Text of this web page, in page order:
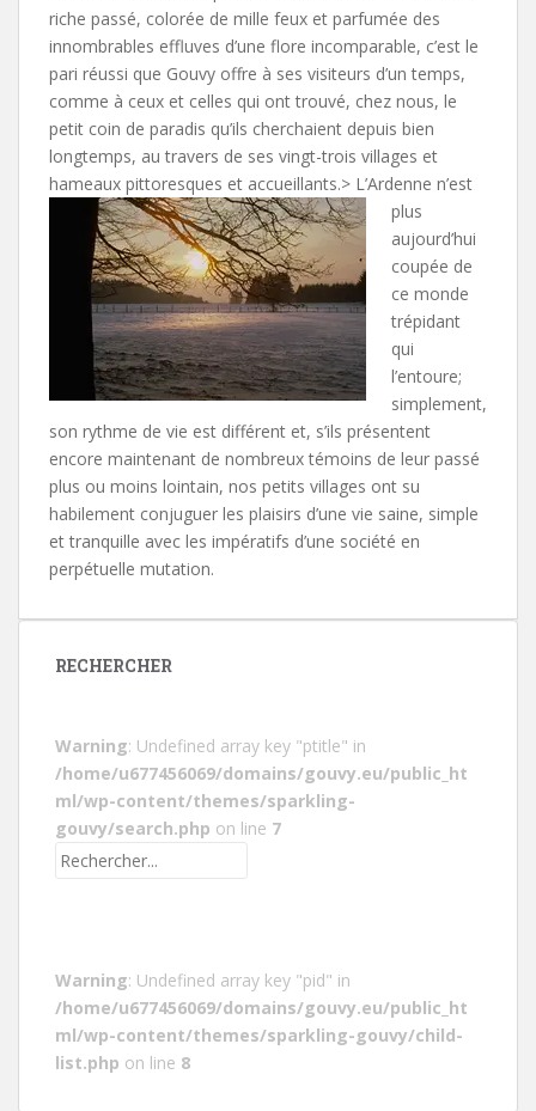
riche passé, colorée de mille feux et parfumée des
innombrables effluves d’une flore incomparable, c’est le
pari réussi que Gouvy offre à ses visiteurs d’un temps,
comme à ceux et celles qui ont trouvé, chez nous, le
petit coin de paradis qu’ils cherchaient depuis bien
longtemps, au travers de ses vingt-trois villages et
hameaux pittoresques et accueillants.> L’Ardenne n’est
plus
aujourd’hui
coupée de
ce monde
trépidant
qui
l’entoure;
simplement,
son rythme de vie est différent et, s’ils présentent
encore maintenant de nombreux témoins de leur passé
plus ou moins lointain, nos petits villages ont su
habilement conjuguer les plaisirs d’une vie saine, simple
et tranquille avec les impératifs d’une société en
perpétuelle mutation.
RECHERCHER
Warning: Undefined array key "ptitle" in
/home/u677456069/domains/gouvy.eu/public_ht
ml/wp-content/themes/sparkling-
gouvy/search.php on line 7
Warning: Undefined array key "pid" in
/home/u677456069/domains/gouvy.eu/public_ht
ml/wp-content/themes/sparkling-gouvy/child-
list.php on line 8